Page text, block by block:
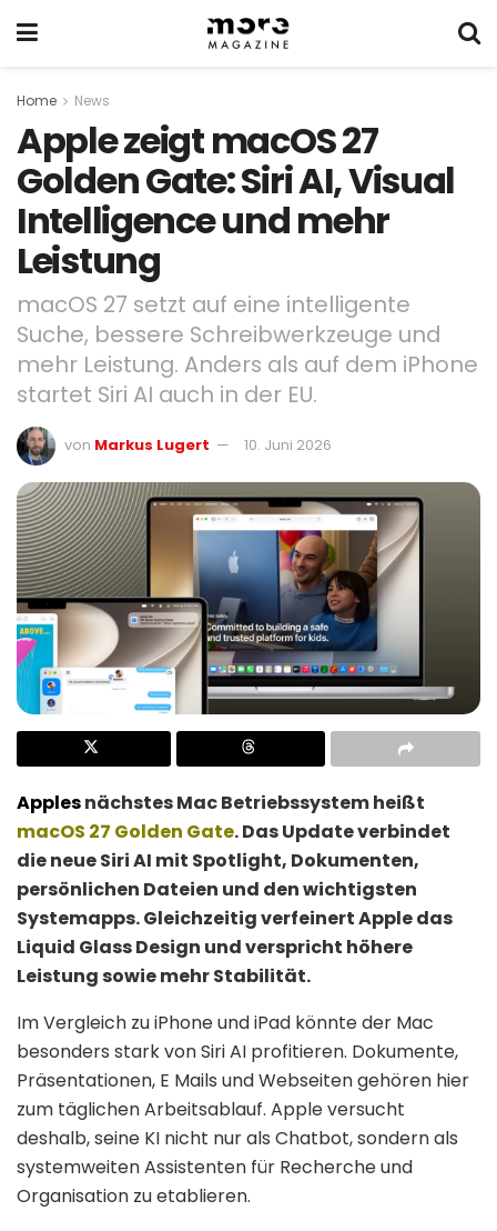
Home News
Apple zeigt macOS 27
Golden Gate: Siri AI, Visual
Intelligence und mehr
Leistung
macOS 27 setzt auf eine intelligente
Suche, bessere Schreibwerkzeuge und
mehr Leistung. Anders als auf dem iPhone
startet Siri AI auch in der EU.
von Markus Lugert 10. Juni 2026
Applesnächstes Mac Betriebssystem heißt
macOS 27 Golden Gate. Das Update verbindet
die neue Siri AI mit Spotlight, Dokumenten,
persönlichen Dateien und den wichtigsten
Systemapps. Gleichzeitig verfeinert Apple das
Liquid Glass Design und verspricht höhere
Leistung sowie mehr Stabilität.
Im Vergleich zu iPhone und iPad könnte der Mac
besonders stark von Siri AI profitieren. Dokumente,
Präsentationen, E Mails und Webseiten gehören hier
zum täglichen Arbeitsablauf. Apple versucht
deshalb, seine KI nicht nur als Chatbot, sondern als
systemweiten Assistenten für Recherche und
Organisation zu etablieren.